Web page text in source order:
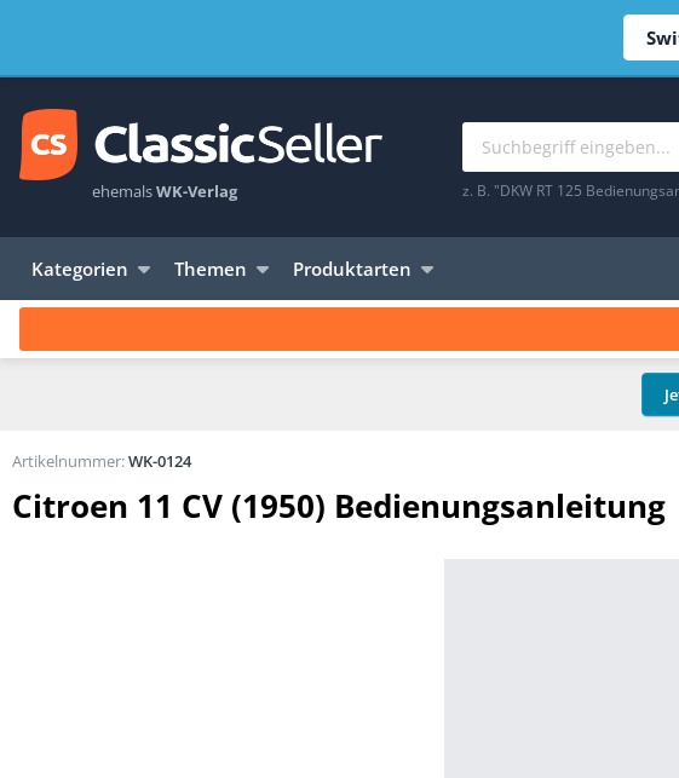
ehemalsWK-Verlag z. B. "DKW RT 125
Kategorien Themen Produktarten
Citroen 11 CV (1950) Bedienungsanleitung
Artikelnummer:WK-0124